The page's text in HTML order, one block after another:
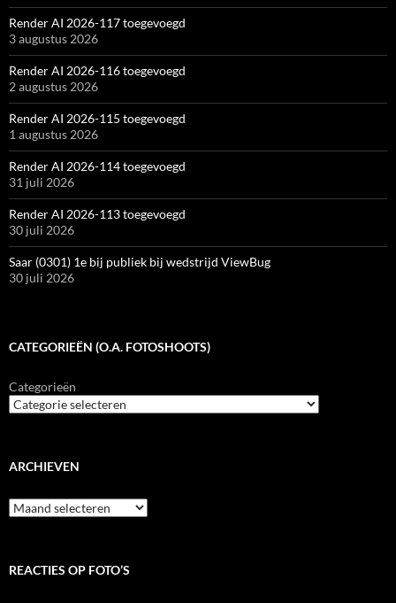
Render AI 2026-117 toegevoegd
3 augustus 2026
Render AI 2026-116 toegevoegd
2 augustus 2026
Render AI 2026-115 toegevoegd
1 augustus 2026
Render AI 2026-114 toegevoegd
31 juli 2026
Render AI 2026-113 toegevoegd
30 juli 2026
Saar (0301) 1e bij publiek bij wedstrijd ViewBug
30 juli 2026
CATEGORIEËN (O.A. FOTOSHOOTS)
Categorieën
ARCHIEVEN
Archieven
REACTIES OP FOTO’S